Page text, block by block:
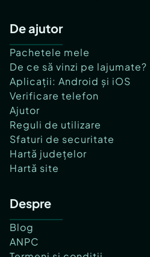
De ajutor
Pachetele mele
De ce să vinzi pe lajumate?
Aplicații: Android și iOS
Verificare telefon
Ajutor
Reguli de utilizare
Sfaturi de securitate
Hartă județelor
Hartă site
Despre
Blog
ANPC